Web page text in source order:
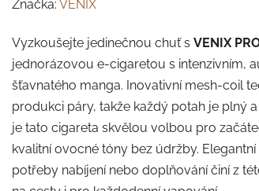
Značka: VENIX
Vyzkoušejte jedinečnou chuť s VENIX
jednorázovou e-cigaretou s intenzivním,
šťavnatého manga. Inovativní mesh-coil
produkci páry, takže každý potah je plný
je tato cigareta skvělou volbou pro
kvalitní ovocné tóny bez údržby.
potřeby nabíjení nebo doplňování činí z